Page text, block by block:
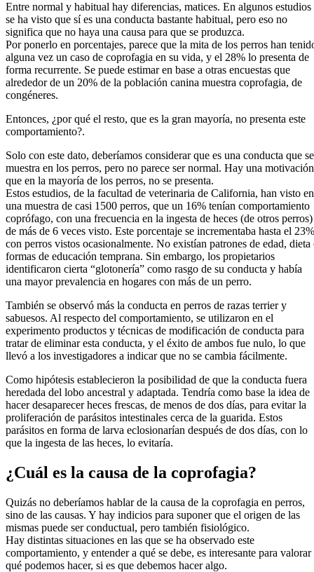
Entre normal y habitual hay diferencias, matices. En algunos estudios
se ha visto que sí es una conducta bastante habitual, pero eso no
significa que no haya una causa para que se produzca.
Por ponerlo en porcentajes, parece que la mita de los perros han
alguna vez un caso de coprofagia en su vida, y el 28% lo presenta de
forma recurrente. Se puede estimar en base a otras encuestas que
alrededor de un 20% de la población canina muestra coprofagia, de
congéneres.
Entonces, ¿por qué el resto, que es la gran mayoría, no presenta este
comportamiento?.
Solo con este dato, deberíamos considerar que es una conducta que se
muestra en los perros, pero no parece ser normal. Hay una motivación
que en la mayoría de los perros, no se presenta.
Estos estudios, de la facultad de veterinaria de California, han visto en
una muestra de casi 1500 perros, que un 16% tenían comportamiento
coprófago, con una frecuencia en la ingesta de heces (de otros perros)
de más de 6 veces visto. Este porcentaje se incrementaba hasta el 23%
con perros vistos ocasionalmente. No existían patrones de edad, dieta
formas de educación temprana. Sin embargo, los propietarios
identificaron cierta “glotonería” como rasgo de su conducta y había
una mayor prevalencia en hogares con más de un perro.
También se observó más la conducta en perros de razas terrier y
sabuesos. Al respecto del comportamiento, se utilizaron en el
experimento productos y técnicas de modificación de conducta para
tratar de eliminar esta conducta, y el éxito de ambos fue nulo, lo que
llevó a los investigadores a indicar que no se cambia fácilmente.
Como hipótesis establecieron la posibilidad de que la conducta fuera
heredada del lobo ancestral y adaptada. Tendría como base la idea de
hacer desaparecer heces frescas, de menos de dos días, para evitar la
proliferación de parásitos intestinales cerca de la guarida. Estos
parásitos en forma de larva eclosionarían después de dos días, con lo
que la ingesta de las heces, lo evitaría.
¿Cuál es la causa de la coprofagia?
Quizás no deberíamos hablar de la causa de la coprofagia en perros,
sino de las causas. Y hay indicios para suponer que el origen de las
mismas puede ser conductual, pero también fisiológico.
Hay distintas situaciones en las que se ha observado este
comportamiento, y entender a qué se debe, es interesante para valorar
qué podemos hacer, si es que debemos hacer algo.